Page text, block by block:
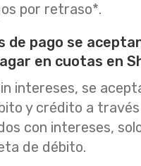
por retraso*.
de pago se
en cuotas en
intereses, se
y crédito a través
con intereses,
de débito.